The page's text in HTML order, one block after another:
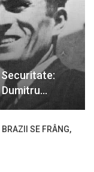
Securitate:
SE FRÂNG,